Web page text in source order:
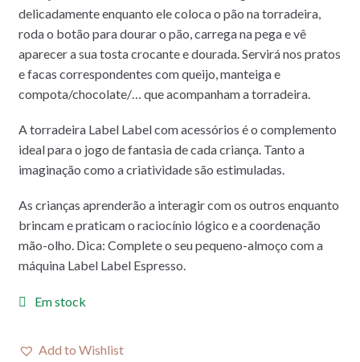
delicadamente enquanto ele coloca o pão na torradeira,
roda o botão para dourar o pão, carrega na pega e vê
aparecer a sua tosta crocante e dourada. Servirá nos pratos
e facas correspondentes com queijo, manteiga e
compota/chocolate/… que acompanham a torradeira.
A torradeira Label Label com acessórios é o complemento
ideal para o jogo de fantasia de cada criança. Tanto a
imaginação como a criatividade são estimuladas.
As crianças aprenderão a interagir com os outros enquanto
brincam e praticam o raciocínio lógico e a coordenação
mão-olho. Dica: Complete o seu pequeno-almoço com a
máquina Label Label Espresso.
Em stock
Add to Wishlist